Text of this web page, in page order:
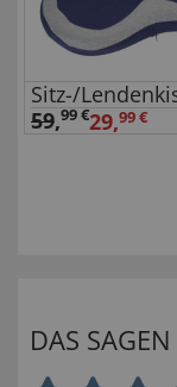
Sitz-/
59,99 €29,99 €
DAS